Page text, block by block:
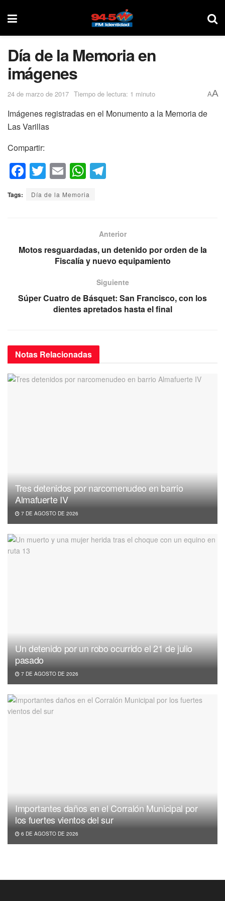
Día de la Memoria en
imágenes
24 de marzo de 2017 Tiempo de lectura: 1 minuto AA
Imágenes registradas en el Monumento a la Memoria de
Las Varillas
Compartir:
F
a
c
o
T
wi
tt
E
m
ail
W
h
at
p
p
a
m
Tags: Día de la Memoria
Anterior
Motos resguardadas, un detenido por orden de la
Fiscalía y nuevo equipamiento
Siguiente
Súper Cuatro de Básquet: San Francisco, con los
dientes apretados hasta el final
Notas Relacionadas
Tres detenidos por narcomenudeo en barrio
Almafuerte IV
7 DE AGOSTO DE 2026
Un detenido por un robo ocurrido el 21 de julio
pasado
7 DE AGOSTO DE 2026
Importantes daños en el Corralón Municipal por
los fuertes vientos del sur
6 DE AGOSTO DE 2026